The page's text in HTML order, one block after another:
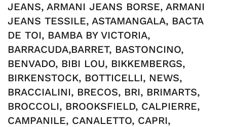
JEANS, ARMANI JEANS BORSE, ARMANI
JEANS TESSILE, ASTAMANGALA, BACTA
DE TOI, BAMBA BY VICTORIA,
BARRACUDA,BARRET, BASTONCINO,
BENVADO, BIBI LOU, BIKKEMBERGS,
BIRKENSTOCK, BOTTICELLI, NEWS,
BRACCIALINI, BRECOS, BRI, BRIMARTS,
BROCCOLI, BROOKSFIELD, CALPIERRE,
CAMPANILE, CANALETTO, CAPRI,